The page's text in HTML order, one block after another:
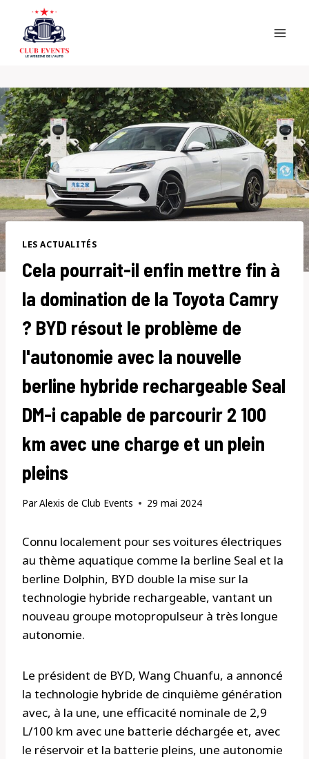
content
LES ACTUALITÉS
Cela pourrait-il enfin mettre fin à
la domination de la Toyota Camry
? BYD résout le problème de
l'autonomie avec la nouvelle
berline hybride rechargeable Seal
DM-i capable de parcourir 2 100
km avec une charge et un plein
pleins
ParAlexis de Club Events 29 mai 2024
Connu localement pour ses voitures électriques
au thème aquatique comme la berline Seal et la
berline Dolphin, BYD double la mise sur la
technologie hybride rechargeable, vantant un
nouveau groupe motopropulseur à très longue
autonomie.
Le président de BYD, Wang Chuanfu, a annoncé
la technologie hybride de cinquième génération
avec, à la une, une efficacité nominale de 2,9
L/100 km avec une batterie déchargée et, avec
le réservoir et la batterie pleins, une autonomie